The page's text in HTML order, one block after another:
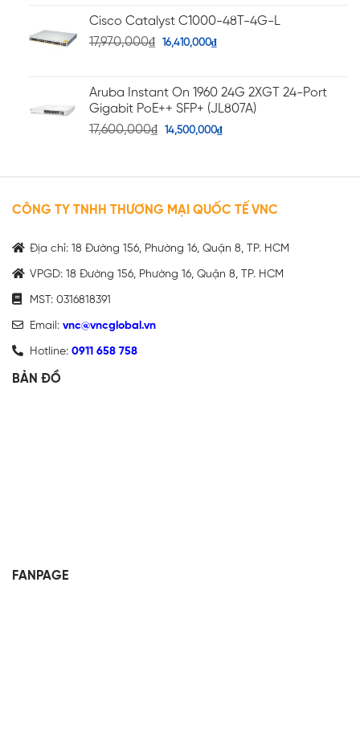
Cisco Catalyst C1000-48T-4G-L
17,970,000₫ 16,410,000₫
Aruba Instant On 1960 24G 2XGT 24-Port
Gigabit PoE++ SFP+ (JL807A)
17,600,000₫ 14,500,000₫
CÔNG TY TNHH THƯƠNG MẠI QUỐC TẾ VNC
Địa chỉ: 18 Đường 156, Phường 16, Quận 8, TP. HCM
VPGD: 18 Đường 156, Phường 16, Quận 8, TP. HCM
MST: 0316818391
Email: vnc@vncglobal.vn
Hotline: 0911 658 758
BẢN ĐỒ
FANPAGE